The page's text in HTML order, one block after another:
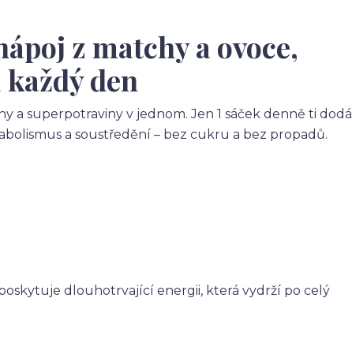
z matchy a ovoce,
den
a superpotraviny v jednom. Jen 1 sáček denně ti dodá
a soustředění – bez cukru a bez propadů.
dlouhotrvající energii, která vydrží po celý